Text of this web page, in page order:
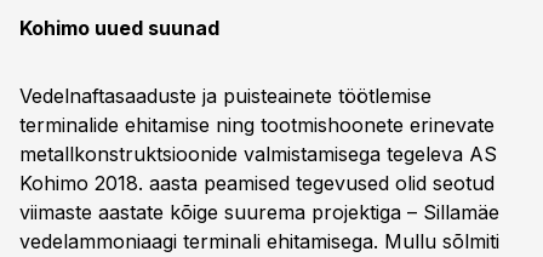
Kohimo uued suunad
Vedelnaftasaaduste ja puisteainete töötlemise
terminalide ehitamise ning tootmishoonete erinevate
metallkonstruktsioonide valmistamisega tegeleva AS
Kohimo 2018. aasta peamised tegevused olid seotud
viimaste aastate kõige suurema projektiga – Sillamäe
vedelammoniaagi terminali ehitamisega. Mullu sõlmiti